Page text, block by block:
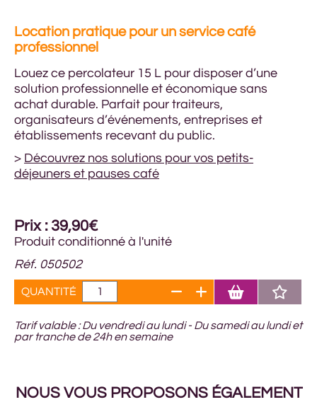
Location pratique pour un service café
professionnel
Louez ce percolateur 15 L pour disposer d’une
solution professionnelle et économique sans
achat durable. Parfait pour traiteurs,
organisateurs d’événements, entreprises et
établissements recevant du public.
> Découvrez nos solutions pour vos petits-
déjeuners et pauses café
Prix : 39,90€
Produit conditionné à l'unité
Réf. 050502
QUANTITÉ
Tarif valable : Du vendredi au lundi - Du samedi au lundi et
par tranche de 24h en semaine
NOUS VOUS PROPOSONS ÉGALEMENT